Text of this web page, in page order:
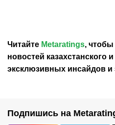
Читайте Metaratings,
новостей казахстанского
эксклюзивных инсайдов
Подпишись на